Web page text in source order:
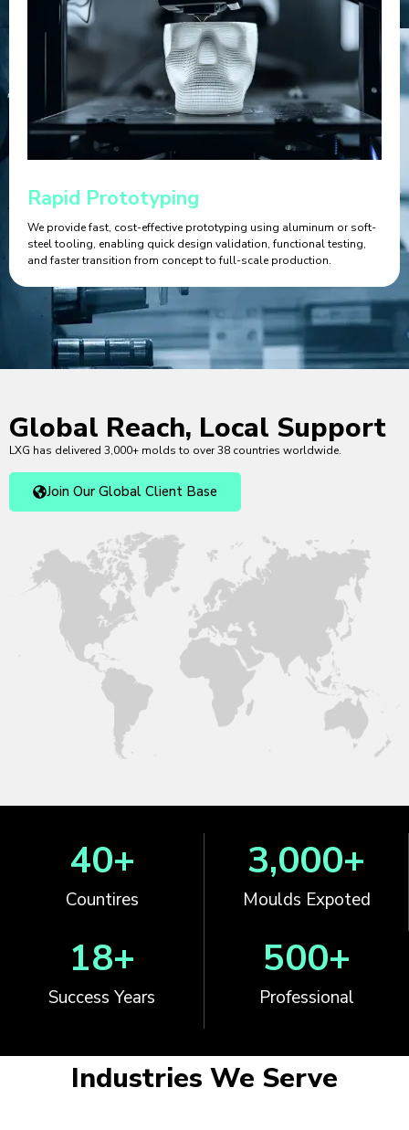
Rapid Prototyping
We provide fast, cost-effective prototyping using aluminum or soft-
steel tooling, enabling quick design validation, functional testing,
and faster transition from concept to full-scale production.
Global Reach, Local Support
LXG has delivered 3,000+ molds to over 38 countries worldwide.
Join Our Global Client Base
Countires
40+
Moulds Expoted
3,000+
Success Years
18+
Professional
500+
Industries We Serve